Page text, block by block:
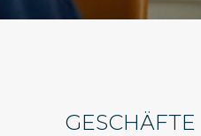
GESCHÄFTE